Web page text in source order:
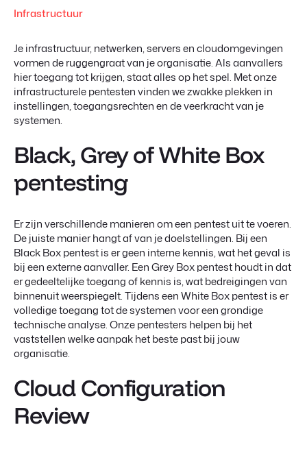
Infrastructuur
Je infrastructuur, netwerken, servers en cloudomgevingen
vormen de ruggengraat van je organisatie. Als aanvallers
hier toegang tot krijgen, staat alles op het spel. Met onze
infrastructurele pentesten vinden we zwakke plekken in
instellingen, toegangsrechten en de veerkracht van je
systemen.
Black, Grey of White Box
pentesting
Er zijn verschillende manieren om een pentest uit te voeren.
De juiste manier hangt af van je doelstellingen. Bij een
Black Box pentest is er geen interne kennis, wat het geval is
bij een externe aanvaller. Een Grey Box pentest houdt in dat
er gedeeltelijke toegang of kennis is, wat bedreigingen van
binnenuit weerspiegelt. Tijdens een White Box pentest is er
volledige toegang tot de systemen voor een grondige
technische analyse. Onze pentesters helpen bij het
vaststellen welke aanpak het beste past bij jouw
organisatie.
Cloud Configuration
Review